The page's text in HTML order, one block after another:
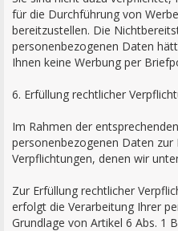
für die Durchführung von
bereitzustellen. Die
personenbezogenen Daten
Ihnen keine Werbung per
6. Erfüllung rechtlicher
Im Rahmen der
personenbezogenen Daten zur
Verpflichtungen, denen wir
Zur Erfüllung rechtlicher
erfolgt die Verarbeitung Ihrer
Grundlage von Artikel 6 Abs. 1